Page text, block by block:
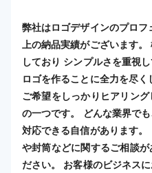
弊社はロゴデザインのプロ
上の納品実績がございます
しており シンプルさを重視
ロゴを作ることに全力を尽
ご希望をしっかりヒアリン
の一つです。 どんな業界で
対応できる自信があります
や封筒などに関するご相談
ださい。 お客様のビジネス